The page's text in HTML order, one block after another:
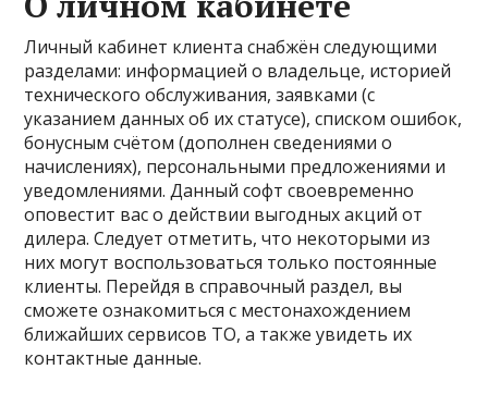
Личный кабинет клиента снабжён следующими
разделами: информацией о владельце, историей
технического обслуживания, заявками (с
указанием данных об их статусе), списком ошибок,
бонусным счётом (дополнен сведениями о
начислениях), персональными предложениями и
уведомлениями. Данный софт своевременно
оповестит вас о действии выгодных акций от
дилера. Следует отметить, что некоторыми из
них могут воспользоваться только постоянные
клиенты. Перейдя в справочный раздел, вы
сможете ознакомиться с местонахождением
ближайших сервисов ТО, а также увидеть их
контактные данные.